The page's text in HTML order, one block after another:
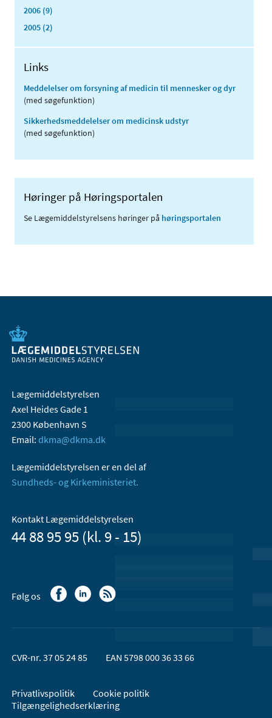
2006 (9)
2005 (2)
Links
Meddelelser om forsyning af medicin til mennesker og dyr
(med søgefunktion)
Sikkerhedsmeddelelser om medicinsk udstyr
(med søgefunktion)
Høringer på Høringsportalen
Se Lægemiddelstyrelsens høringer på høringsportalen
Lægemiddelstyrelsen
Axel Heides Gade 1
2300 København S
Email: dkma@dkma.dk
Lægemiddelstyrelsen er en del af
Sundheds- og Kirkeministeriet.
Kontakt Lægemiddelstyrelsen
44 88 95 95 (kl. 9 - 15)
Følg os
CVR-nr. 37 05 24 85 EAN 5798 000 36 33 66
Privatlivspolitik
Cookie politik
Tilgængelighedserklæring